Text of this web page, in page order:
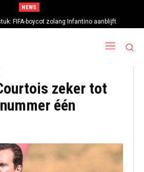
NEWS
FIFA-boycot zolang Infantino aanblijft
zeker tot
één